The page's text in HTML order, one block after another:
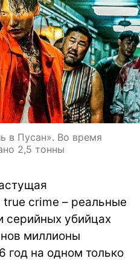
в Пусан». Во время
2,5 тонны
crime – реальные
серийных убийцах
миллионы
год на одном только